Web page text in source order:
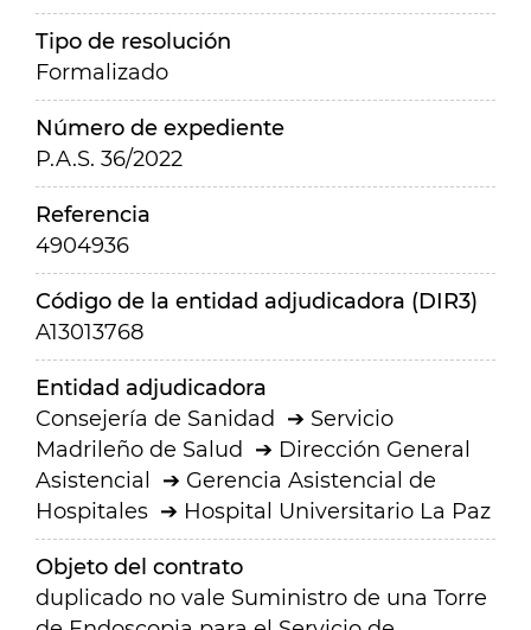
Tipo de resolución
Formalizado
Número de expediente
P.A.S. 36/2022
Referencia
4904936
Código de la entidad adjudicadora (DIR3)
A13013768
Entidad adjudicadora
Consejería de Sanidad
Servicio
Madrileño de Salud
Dirección General
Asistencial
Gerencia Asistencial de
Hospitales
Hospital Universitario La Paz
Objeto del contrato
duplicado no vale Suministro de una Torre